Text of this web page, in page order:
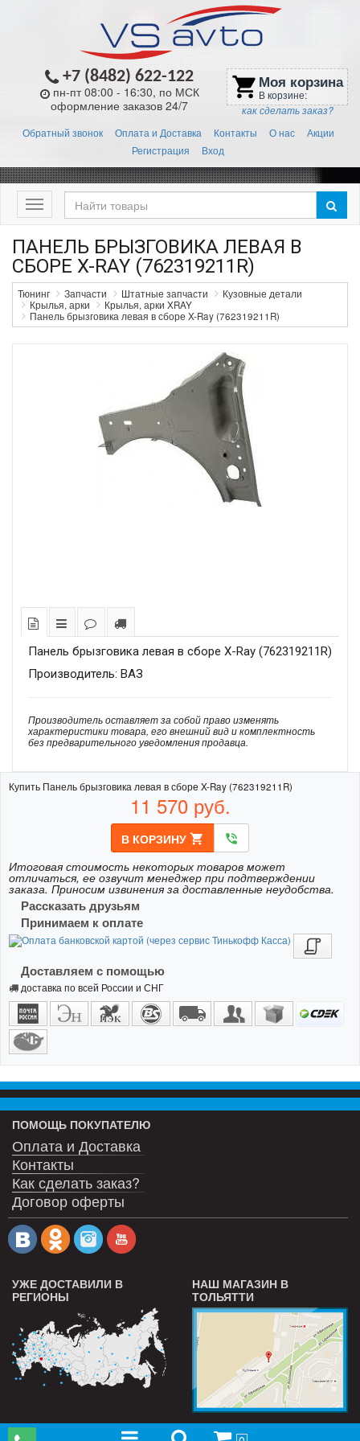
+7 (8482) 622-122
пн-пт 08:00 - 16:30, по МСК
оформление заказов 24/7
shopping_cart Моя корзина
В корзине:
как сделать заказ?
Обратный звонок Оплата и Доставка Контакты О нас
Акции
Регистрация
Вход
Меню
ПАНЕЛЬ БРЫЗГОВИКА ЛЕВАЯ В
СБОРЕ X-RAY (762319211R)
Тюнинг Запчасти Штатные запчасти
Кузовные детали
Крылья, арки
Крылья, арки XRAY
Панель брызговика левая в сборе X-Ray (762319211R)
Панель брызговика левая в сборе X-Ray (762319211R)
Производитель: ВАЗ
Производитель оставляет за собой право изменять
характеристики товара, его внешний вид и комплектность
без предварительного уведомления продавца.
Купить Панель брызговика левая в сборе X-Ray (762319211R)
11 570 руб.
В КОРЗИНУ shopping_cart phone_in_talk
Итоговая стоимость некоторых товаров может
отличаться, ее озвучит менеджер при подтверждении
заказа. Приносим извинения за доставленные неудобства.
Рассказать друзьям
Принимаем к оплате
Доставляем с помощью
доставка по всей России и СНГ
ПОМОЩЬ ПОКУПАТЕЛЮ
Оплата и Доставка
Контакты
Как сделать заказ?
Договор оферты
УЖЕ ДОСТАВИЛИ В
РЕГИОНЫ
НАШ МАГАЗИН В
ТОЛЬЯТТИ